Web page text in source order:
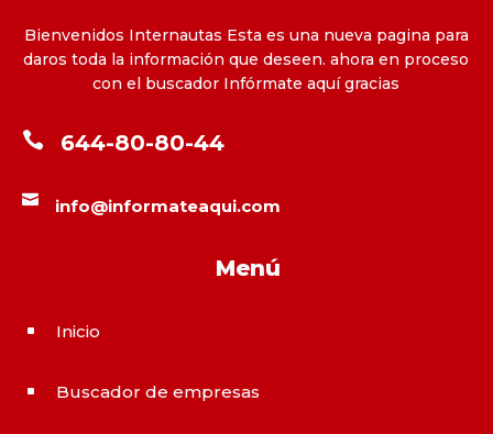
Bienvenidos Internautas Esta es una nueva pagina para
daros toda la información que deseen. ahora en proceso
con el buscador Infórmate aquí gracias
 644-80-80-44
 info@informateaqui.com
Menú
^ Inicio
^ Buscador de empresas